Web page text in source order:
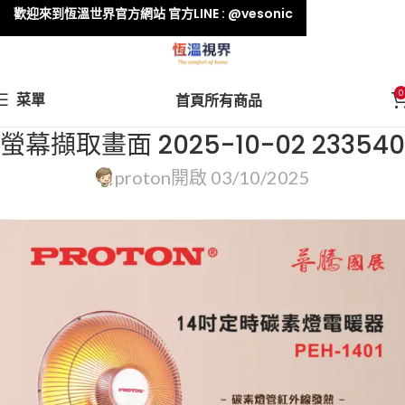
菜單 首頁所有商品 0
螢幕擷取畫面 2025-10-02 233540
proton開啟 03/10/2025
歡迎來到恆溫世界官方網站 官方LINE : @vesonic